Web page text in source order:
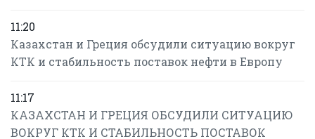
11:20
Казахстан и Греция обсудили ситуацию вокруг
КТК и стабильность поставок нефти в Европу
11:17
КАЗАХСТАН И ГРЕЦИЯ ОБСУДИЛИ СИТУАЦИЮ
ВОКРУГ КТК И СТАБИЛЬНОСТЬ ПОСТАВОК